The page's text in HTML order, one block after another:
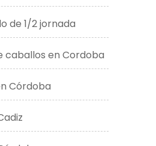
de 1/2 jornada
caballos en Cordoba
Córdoba